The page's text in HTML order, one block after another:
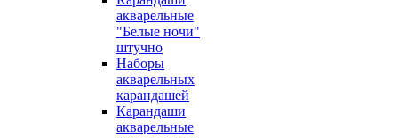
акварельные
"Белые ночи"
штучно
Наборы
акварельных
карандашей
Карандаши
акварельные